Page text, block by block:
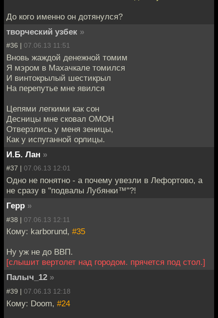
До кого именно он дотянулся?
творческий узбек »
#36 | 07.06.13 11:51
Вновь жаждой денежной томим
Я мэром в Махачкале томился
И винтокрылый шестикрыл
На перепутье мне явился
Цепями легкими как сон
Десницы мне сковал ОМОН
Отверзлись у меня зеницы,
Как у испуганной орлицы.
И.Б. Лан »
#37 | 07.06.13 12:01
Одно не понятно - а почему увезли в Лефортово, а
не сразу в "подвалы Лубянки™"?!
Герр »
#38 | 07.06.13 12:11
Кому: karborund, #35
Ну уж не до ВВП.
[слышит вертолет над городом. прячется под стол.]
Палыч_12 »
#39 | 07.06.13 12:18
Кому: Doom, #24